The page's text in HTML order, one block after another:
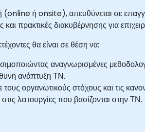
(online ή onsite), απευθύνεται σε
πρακτικές διακυβέρνησης για
θα είναι σε θέση να:
αναγνωρισμένες
ανάπτυξη ΤΝ.
οργανωτικούς στόχους και τις
λειτουργίες που βασίζονται στην ΤΝ.